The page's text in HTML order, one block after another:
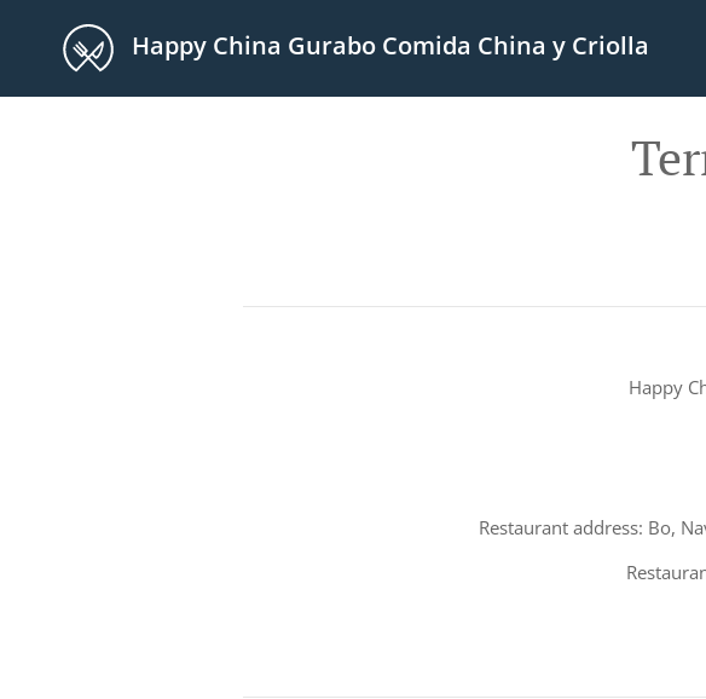
Happy China Gurabo Comida China y Criolla
Happy
Restaurant address: Bo,